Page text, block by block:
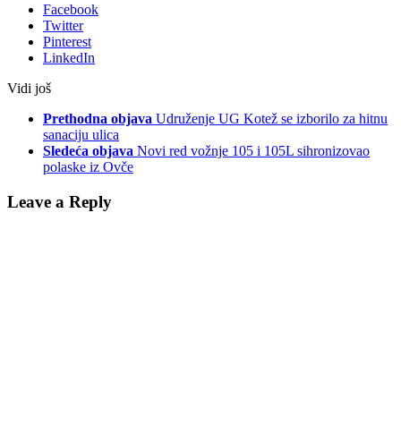
Facebook
Twitter
Pinterest
LinkedIn
Vidi još
Prethodna objava Udruženje UG Kotež se izborilo za hitnu
sanaciju ulica
Sledeća objava Novi red vožnje 105 i 105L sihronizovao
polaske iz Ovče
Leave a Reply